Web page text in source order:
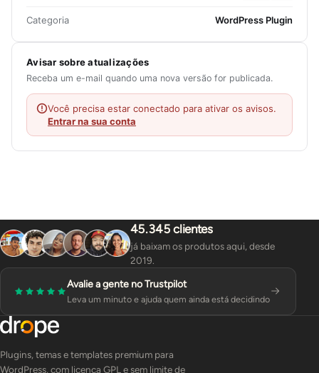
Categoria WordPress Plugin
Avisar sobre atualizações
Receba um e-mail quando uma nova versão for publicada.
Você precisa estar conectado para ativar os avisos.
Entrar na sua conta
45.345 clientes
já baixam os produtos aqui, desde
2019.
Avalie a gente no Trustpilot
Leva um minuto e ajuda quem ainda está decidindo
Plugins, temas e templates premium para
WordPress, com licença GPL e sem limite de